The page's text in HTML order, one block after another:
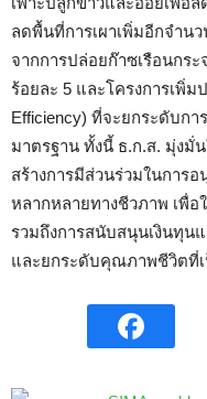
ลดพื้นที่การเผาเพิ่มอีกจำน
จากการปล่อยก๊าซเรือนกร
ร้อยละ 5 และโครงการเพิ่ม
Efficiency) ที่จะยกระดับก
มาตรฐาน ทั้งนี้ ธ.ก.ส. มุ่งมั่
สร้างการมีส่วนร่วมในการ
หลากหลายทางชีวภาพ เพื่อ
รวมถึงการสนับสนุนเงินทุน
และยกระดับคุณภาพชีวิตที่